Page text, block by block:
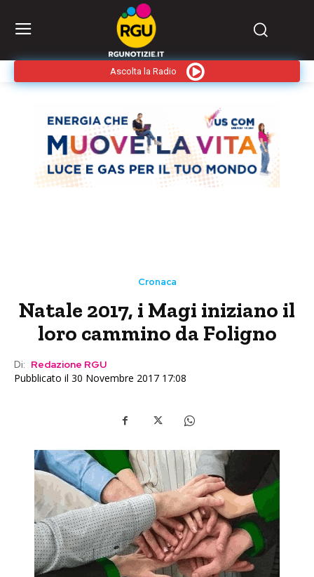
Ascolta la Radio
Cronaca
Natale 2017, i Magi iniziano il
loro cammino da Foligno
Di: Redazione RGU
Pubblicato il 30 Novembre 2017 17:08